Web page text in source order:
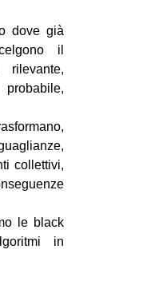
dove già
il
collettivi,
le black
in